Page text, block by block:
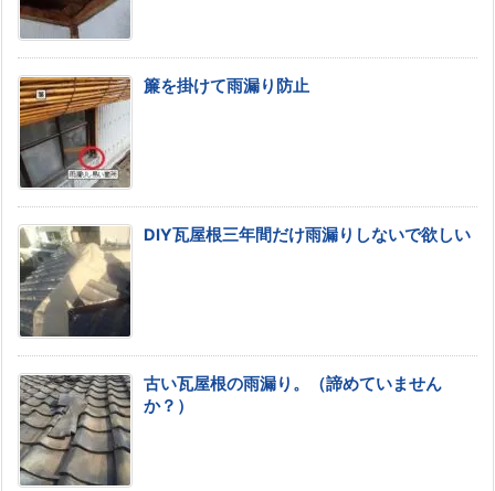
簾を掛けて雨漏り防止
DIY瓦屋根三年間だけ雨漏りしないで欲しい
古い瓦屋根の雨漏り。（諦めていません
か？）